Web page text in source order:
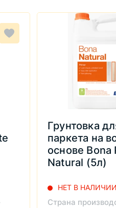
Грунтовка
паркета на
основе Bona
Natural (5л)
НЕТ В
Страна